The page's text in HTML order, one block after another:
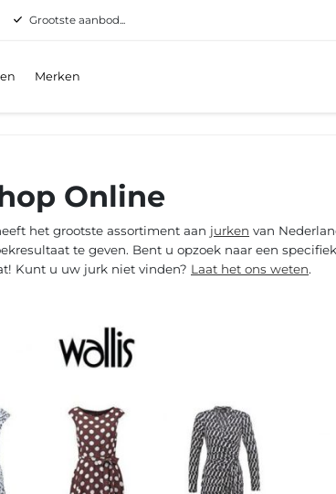
Grootste aanbod...
Merken
Online
het grootste assortiment aan jurken van
te geven. Bent u opzoek naar een
Kunt u uw jurk niet vinden? Laat het ons weten.